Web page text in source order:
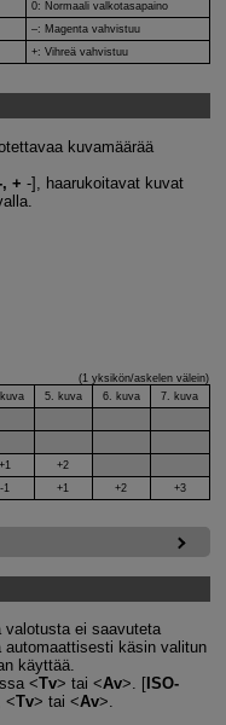
0: Normaali valkotasapaino
–: Magenta vahvistuu
+: Vihreä vahvistuu
kuvamäärää
+ ‑], haarukoitavat kuvat
(1 yksikön/askelen välein)
5. kuva 6. kuva
7. kuva
+1
+2
-1 +1 +2 +3
valotusta ei saavuteta
automaattisesti käsin valitun
käyttää.
Tv tai Av . [ISO-
Tv tai Av
.